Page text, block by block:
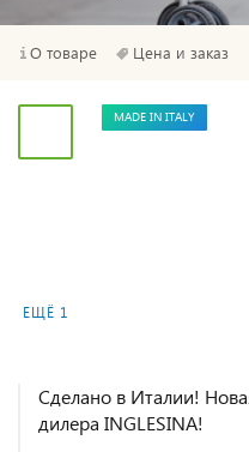
О товаре Цена и заказ
ЕЩЁ 1
MADE IN ITALY
Сделано в Италии!
дилера INGLESINA!